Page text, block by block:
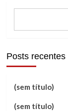
Posts recentes
(sem título)
(sem título)